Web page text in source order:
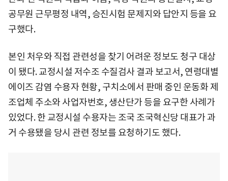
공무원 근무평정 내역, 승진시험 문제지와 답안지 등을 요
구했다.
본인 처우와 직접 관련성을 찾기 어려운 정보도 청구 대상
이 됐다. 교정시설 저수조 수질검사 결과 보고서, 연령대별
에이즈 감염 수용자 현황, 구치소에서 판매 중인 운동화 제
조업체 주소와 사업자번호, 생산단가 등을 요구한 사례가
있었다. 한 교정시설 수용자는 조국 조국혁신당 대표가 과
거 수용됐을 당시 관련 정보를 요청하기도 했다.